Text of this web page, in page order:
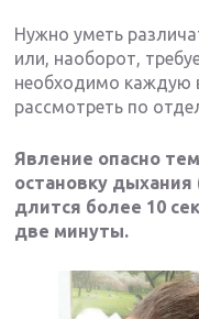
Нужно уметь
или, наоборот,
необходимо каждую
рассмотреть по
Явление опасно
остановку дыхания
длится более 10
две минуты.